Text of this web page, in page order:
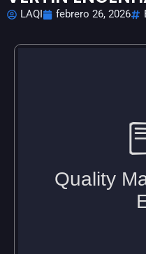
LAQI febrero 26, 2026